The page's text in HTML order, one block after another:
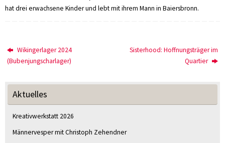
hat drei erwachsene Kinder und lebt mit ihrem Mann in Baiersbronn.
Wikingerlager 2024
(Bubenjungscharlager)
Sisterhood: Hoffnungsträger im
Quartier
Aktuelles
Kreativwerkstatt 2026
Männervesper mit Christoph Zehendner